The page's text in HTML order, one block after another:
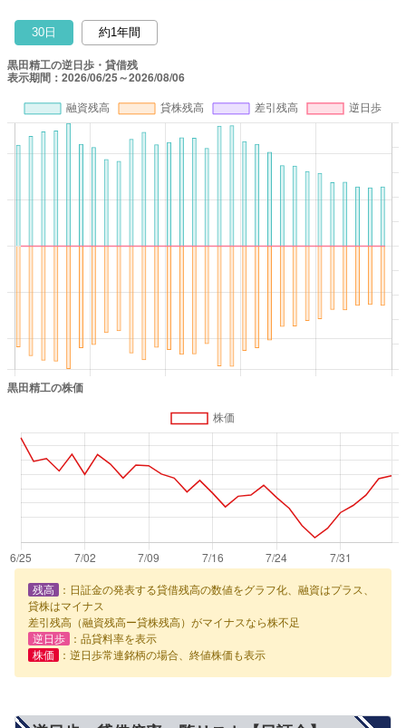
30日 約1年間
残高
：日証金の発表する貸借残高の数値をグラフ化、融資はプラス、
貸株はマイナス
差引残高（融資残高ー貸株残高）がマイナスなら株不足
逆日歩
：品貸料率を表示
株価
：逆日歩常連銘柄の場合、終値株価も表示